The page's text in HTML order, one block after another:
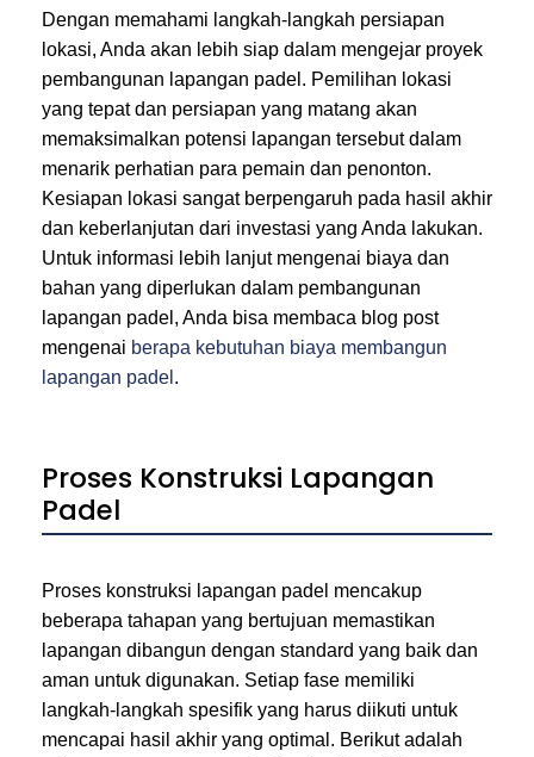
Dengan memahami langkah-langkah persiapan
lokasi, Anda akan lebih siap dalam mengejar proyek
pembangunan lapangan padel. Pemilihan lokasi
yang tepat dan persiapan yang matang akan
memaksimalkan potensi lapangan tersebut dalam
menarik perhatian para pemain dan penonton.
Kesiapan lokasi sangat berpengaruh pada hasil akhir
dan keberlanjutan dari investasi yang Anda lakukan.
Untuk informasi lebih lanjut mengenai biaya dan
bahan yang diperlukan dalam pembangunan
lapangan padel, Anda bisa membaca blog post
mengenai berapa kebutuhan biaya membangun
lapangan padel .
Proses Konstruksi Lapangan
Padel
Proses konstruksi lapangan padel mencakup
beberapa tahapan yang bertujuan memastikan
lapangan dibangun dengan standard yang baik dan
aman untuk digunakan. Setiap fase memiliki
langkah-langkah spesifik yang harus diikuti untuk
mencapai hasil akhir yang optimal. Berikut adalah